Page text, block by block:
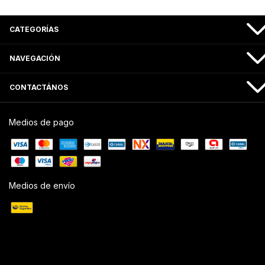
CATEGORÍAS
NAVEGACIÓN
CONTACTÁNOS
Medios de pago
Medios de envío